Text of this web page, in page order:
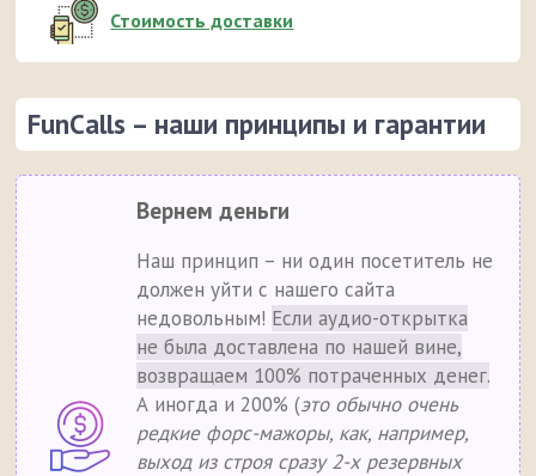
Стоимость доставки
FunCalls – наши принципы и гарантии
Вернем деньги
Наш принцип – ни один посетитель не
должен уйти с нашего сайта
недовольным! Если аудио-открытка
не была доставлена по нашей вине,
возвращаем 100% потраченных денег.
А иногда и 200% (это обычно очень
редкие форс-мажоры, как, например,
выход из строя сразу 2-х резервных